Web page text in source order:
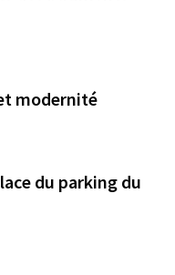
modernité
du parking du